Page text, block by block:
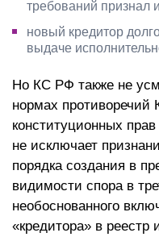
требований признал
новый кредитор
выдаче
Но КС РФ также не
нормах противоречий
конституционных
не исключает
порядка создания в
видимости спора в
необоснованного
«кредитора» в реестр